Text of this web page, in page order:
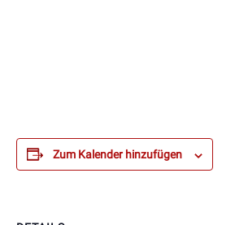
Zum Kalender hinzufügen